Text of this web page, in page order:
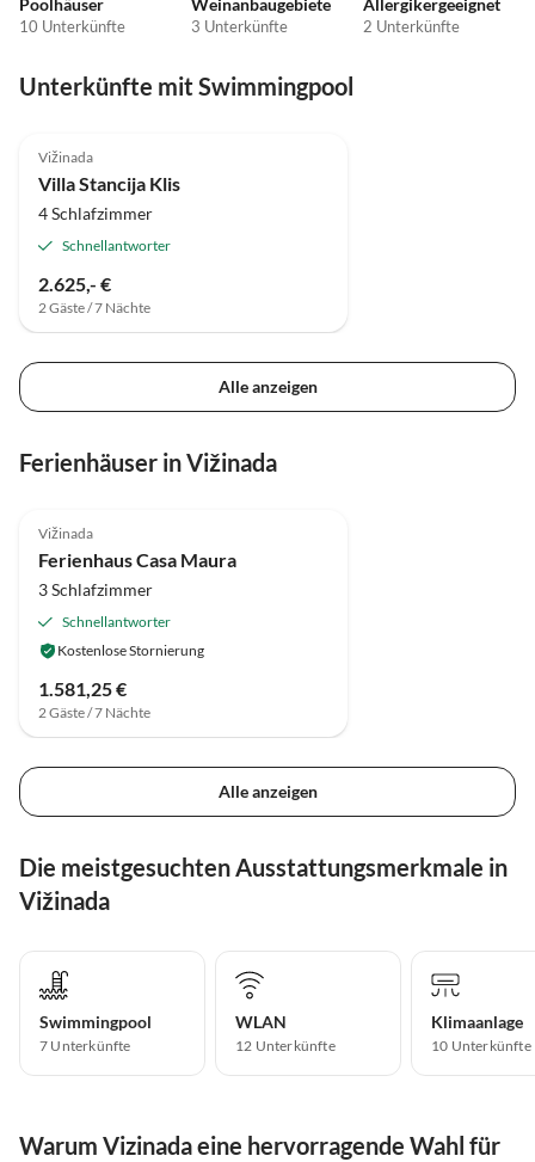
Poolhäuser
10 Unterkünfte
Weinanbaugebiete
3 Unterkünfte
Allergikergeeignet
2 Unterkünfte
Unterkünfte mit Swimmingpool
Vižinada
Villa Stancija Klis
4 Schlafzimmer
Schnellantworter
2.625,- €
2 Gäste / 7 Nächte
Alle anzeigen
Ferienhäuser in Vižinada
Vižinada
Ferienhaus Casa Maura
3 Schlafzimmer
Schnellantworter
Kostenlose Stornierung
1.581,25 €
2 Gäste / 7 Nächte
Alle anzeigen
Die meistgesuchten Ausstattungsmerkmale in
Vižinada
Swimmingpool
7 Unterkünfte
WLAN
12 Unterkünfte
Klimaanlage
10 Unterkünfte
Warum Vizinada eine hervorragende Wahl für